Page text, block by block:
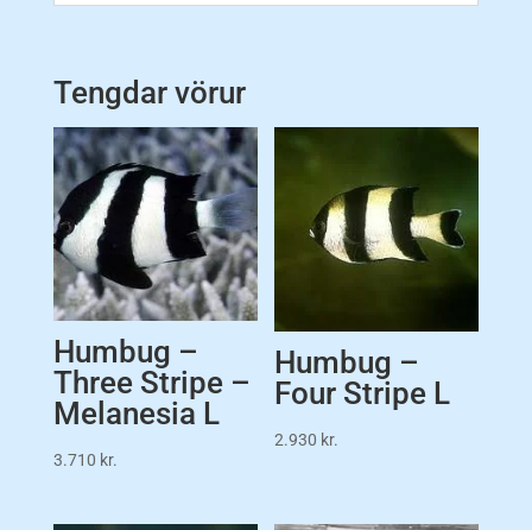
Tengdar vörur
Humbug –
Three Stripe –
Melanesia L
3.710 kr.
Humbug –
Four Stripe L
2.930 kr.